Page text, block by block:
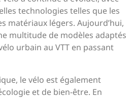
technologies telles que les
matériaux légers. Aujourd’hui,
multitude de modèles adaptés
urbain au VTT en passant
le vélo est également
et de bien-être. En